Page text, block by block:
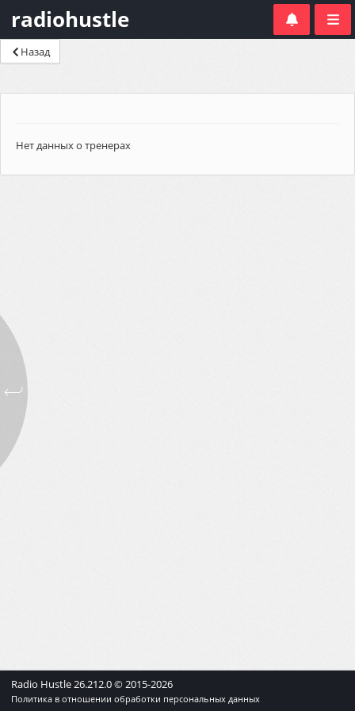
radiohustle
Назад
Нет данных о тренерах
Radio Hustle26.212.0© 2015-2026
Политика в отношении обработки персональных данных